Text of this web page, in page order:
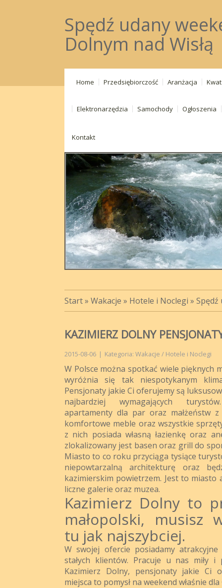
Spędź udany
Dolnym nad Wisłą
Home Przedsiębiorczość Aranżacja
Elektronarzędzia Samochody Ogłoszenia
Kontakt
Start» Wakacje » Hotele i Noclegi » Spędź
KAZIMIERZ DOLNY
2015-08-06 | Kategoria: Wakacje / Hotele i Noclegi
W Polsce można spotkać wiele pięknych
wyróżnia się tak niespotykanym
Pensjonaty jakie Ci oferujemy są
najbardziej wymagających
apartamenty dla par oraz małżeństw
komfortowe meble oraz wszystkie
z nich posiada własną łazienkę oraz
zlokalizowany jest basen oraz grill do
Miasto to co roku przyciąga tysiące
niepowtarzalną architekturę oraz
kazimierskim powietrzem. Jest to miasto
liczne galerie oraz muzea.
Kazimierz Dolny to
małopolski, musisz
tu jak najszybciej.
W swojej ofercie posiadamy
stałych klientów. Pracuje u nas miły i
Kazimierz Dolny, pensjonaty jakie Ci
miejsca to pomysł na weekend właśnie dla